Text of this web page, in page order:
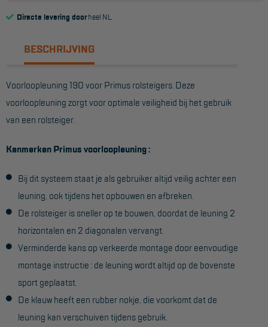
Reddingsmiddelen
ACTIES
CombiDeals
MAATWERK
VERHUUR
Steigers
Rolsteigers
Schilderstellingen
Gevelsteigers
Steiger overkapping
Hangbruginstallaties
Schilderwerkzaamheden
Directe levering doorheel NL
BESCHRIJVING
Voorloopleuning 190 voor Primus rolsteigers. Deze
voorloopleuning zorgt voor optimale veiligheid bij het gebruik
van een rolsteiger.
Kenmerken Primus voorloopleuning :
Bij dit systeem staat je als gebruiker altijd veilig achter een
leuning, ook tijdens het opbouwen en afbreken.
De rolsteiger is sneller op te bouwen, doordat de leuning 2
horizontalen en 2 diagonalen vervangt.
Verminderde kans op verkeerde montage door eenvoudige
montage instructie : de leuning wordt altijd op de bovenste
sport geplaatst.
De klauw heeft een rubber nokje, die voorkomt dat de
leuning kan verschuiven tijdens gebruik.